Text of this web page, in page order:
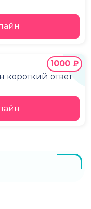
короткий ответ
1000 ₽